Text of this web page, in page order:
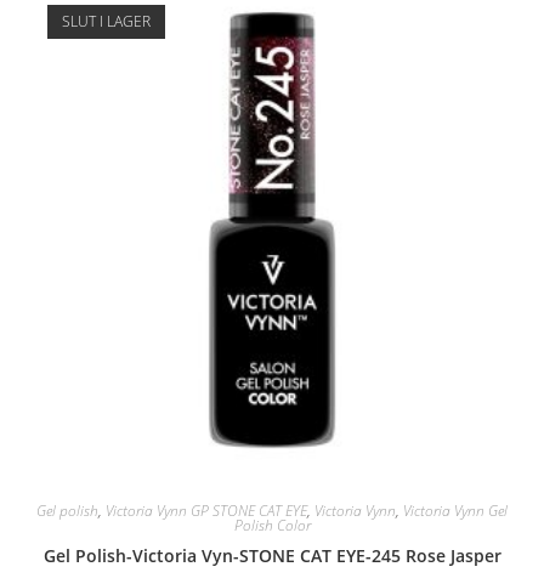
SLUT I LAGER
Gel polish, Victoria Vynn GP STONE CAT EYE, Victoria Vynn, Victoria Vynn Gel
Polish Color
Gel Polish-Victoria Vyn-STONE CAT EYE-245 Rose Jasper